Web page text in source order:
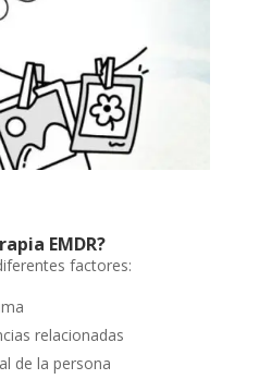
EMDR?
factores:
relacionadas
de la persona